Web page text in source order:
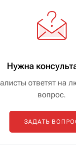
Нужна
ответят на
вопрос.
ЗАДАТЬ